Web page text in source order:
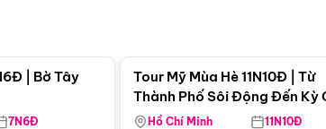
| Bờ Tây
7N6Đ
Tour Mỹ Mùa Hè 11N10Đ | Từ
Thành Phố Sôi Động Đến Kỳ
Thiên Nhiên Mỹ
Hồ Chí Minh 11N10Đ